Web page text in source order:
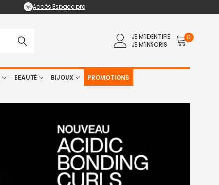
Accès Espace pro
JE M'IDENTIFIE
JE M'INSCRIS
0
BEAUTÉ BIJOUX PROMOTIONS